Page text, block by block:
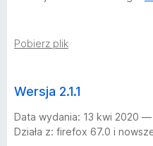
Pobierz plik
Wersja 2.1.1
Data wydania: 13 kwi 2020 —
Działa z: firefox 67.0 i